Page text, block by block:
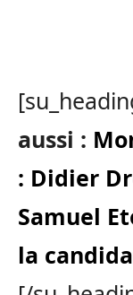
aussi :
: Didier
Samuel
la